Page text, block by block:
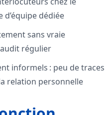
dédiée
sans vraie
régulier
informels : peu de traces
relation personnelle